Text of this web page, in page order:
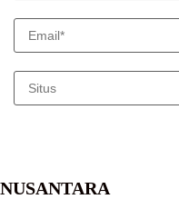
NUSANTARA